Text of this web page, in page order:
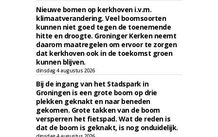
Nieuwe bomen op kerkhoven i.v.m.
klimaatverandering. Veel boomsoorten
kunnen niet goed tegen de toenemende
hitte en droogte. Groninger Kerken neemt
daarom maatregelen om ervoor te zorgen
dat kerkhoven ook in de toekomst groen
kunnen blijven.
dinsdag 4 augustus 2026
Bij de ingang van het Stadspark in
Groningen is een grote boom op drie
plekken geknakt en naar beneden
gekomen. Grote takken van de boom
versperren het fietspad. Wat de reden is
dat de boom is geknakt, is nog onduidelijk.